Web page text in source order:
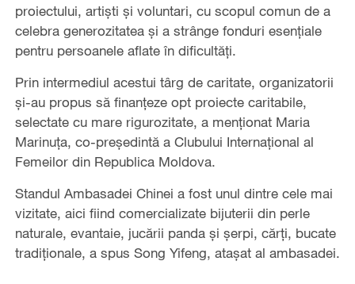
proiectului, artiști și voluntari, cu scopul comun de a
celebra generozitatea și a strânge fonduri esențiale
pentru persoanele aflate în dificultăți.
Prin intermediul acestui târg de caritate, organizatorii
şi-au propus să finanţeze opt proiecte caritabile,
selectate cu mare rigurozitate, a menționat Maria
Marinuța, co-președintă a Clubului Internațional al
Femeilor din Republica Moldova.
Standul Ambasadei Chinei a fost unul dintre cele mai
vizitate, aici fiind comercializate bijuterii din perle
naturale, evantaie, jucării panda și șerpi, cărți, bucate
tradiționale, a spus Song Yifeng, atașat al ambasadei.